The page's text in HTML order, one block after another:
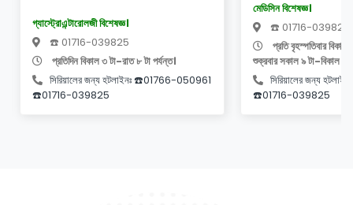
গ্যাস্ট্রোএন্টারোলজী বিশেষজ্ঞ।
☎️ 01716-039825
প্রতিদিন বিকাল ৩ টা-রাত ৮ টা পর্যন্ত।
সিরিয়ালের জন্য হটলাইনঃ ☎️01766-050961
☎️01716-039825
মেডিসিন বিশেষজ্ঞ।
☎️ 01716-039825
প্রতি বৃহস্পতিবার
শুক্রবার সকাল ৯ টা-বিকাল ৫
সিরিয়ালের জন্য
☎️01716-039825